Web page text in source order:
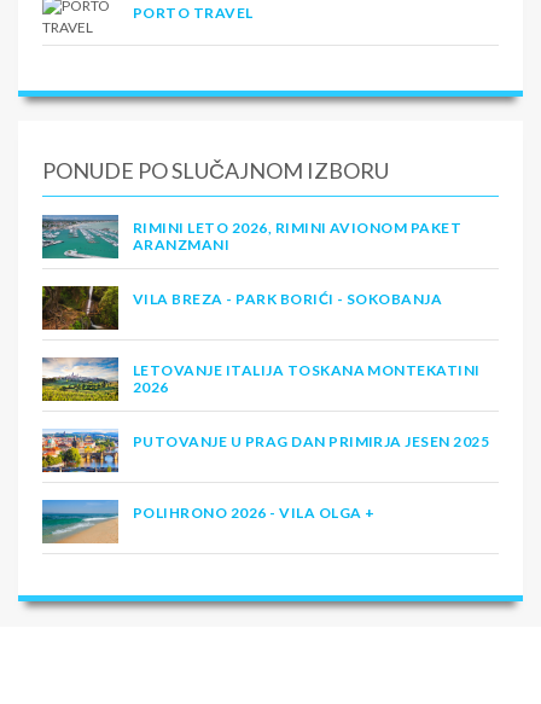
PORTO TRAVEL
PONUDE PO SLUČAJNOM IZBORU
RIMINI LETO 2026, RIMINI AVIONOM PAKET
ARANZMANI
VILA BREZA - PARK BORIĆI - SOKOBANJA
LETOVANJE ITALIJA TOSKANA MONTEKATINI
2026
PUTOVANJE U PRAG DAN PRIMIRJA JESEN 2025
POLIHRONO 2026 - VILA OLGA +